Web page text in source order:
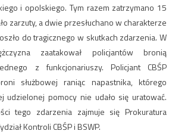
i opolskiego. Tym razem zatrzymano 15
zarzuty, a dwie przesłuchano w charakterze
do tragicznego w skutkach zdarzenia. W
zaatakował policjantów bronią
z funkcjonariuszy. Policjant CBŚP
służbowej raniąc napastnika, którego
udzielonej pomocy nie udało się uratować.
tego zdarzenia zajmuje się Prokuratura
Kontroli CBŚP i BSWP.